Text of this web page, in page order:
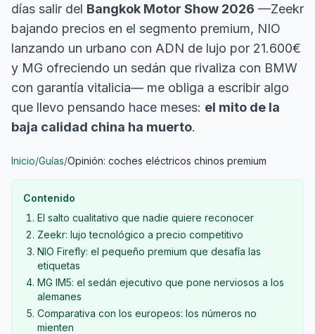
días salir del Bangkok Motor Show 2026 —Zeekr
bajando precios en el segmento premium, NIO
lanzando un urbano con ADN de lujo por 21.600€
y MG ofreciendo un sedán que rivaliza con BMW
con garantía vitalicia— me obliga a escribir algo
que llevo pensando hace meses: el mito de la
baja calidad china ha muerto.
Inicio/Guías/Opinión: coches eléctricos chinos premium
Contenido
El salto cualitativo que nadie quiere reconocer
Zeekr: lujo tecnológico a precio competitivo
NIO Firefly: el pequeño premium que desafía las
etiquetas
MG IM5: el sedán ejecutivo que pone nerviosos a los
alemanes
Comparativa con los europeos: los números no
mienten